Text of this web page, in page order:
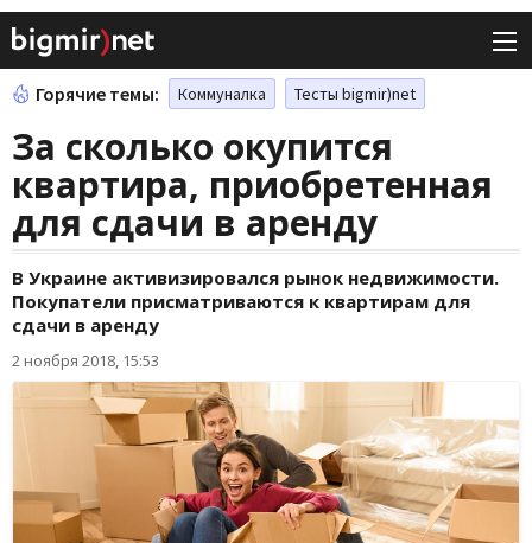
Горячие темы: Коммуналка Тесты bigmir)net
За сколько окупится
квартира, приобретенная
для сдачи в аренду
В Украине активизировался рынок недвижимости.
Покупатели присматриваются к квартирам для
сдачи в аренду
2 ноября 2018, 15:53